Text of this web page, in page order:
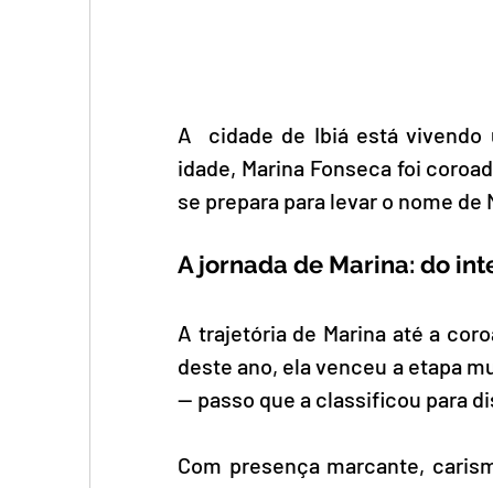
A  cidade de Ibiá está vivendo
idade, Marina Fonseca foi
se prepara para levar o nome de
A jornada de Marina: do
A trajetória de Marina até a
deste ano, ela venceu a etapa
— passo que a classificou para
Com presença marcante,